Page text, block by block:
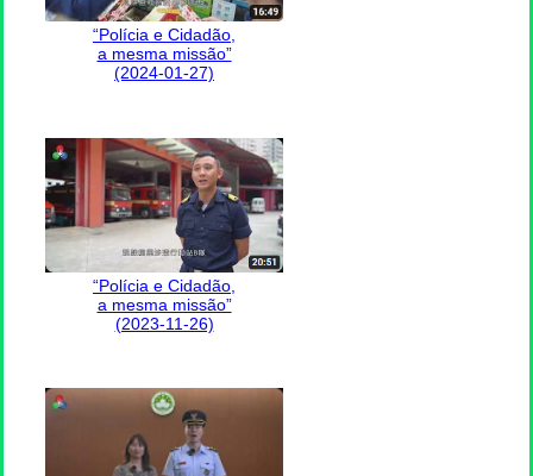
“Polícia e Cidadão,
a mesma missão”
(2024-01-27)
“Polícia e Cidadão,
a mesma missão”
(2023-11-26)